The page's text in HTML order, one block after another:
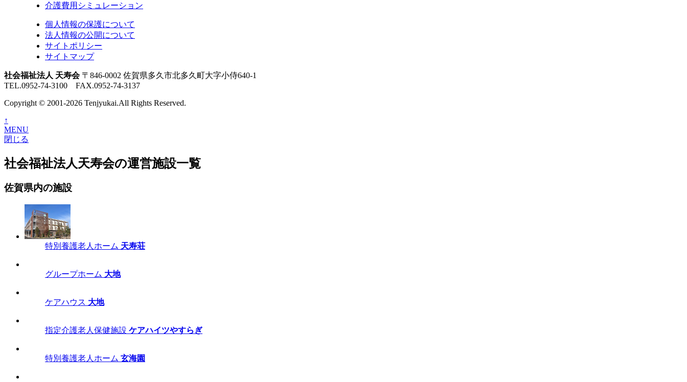
介護費用シミュレーション
個人情報の保護について
法人情報の公開について
サイトポリシー
サイトマップ
社会福祉法人 天寿会 〒846-0002 佐賀県多久市北多久町大字小侍640-1
TEL.0952-74-3100 FAX.0952-74-3137
Copyright © 2001-2026 Tenjyukai.All Rights Reserved.
↑
MENU
閉じる
社会福祉法人天寿会の運営施設一覧
佐賀県内の施設
特別養護老人ホーム 天寿荘
グループホーム 大地
ケアハウス 大地
指定介護老人保健施設 ケアハイツやすらぎ
特別養護老人ホーム 玄海園